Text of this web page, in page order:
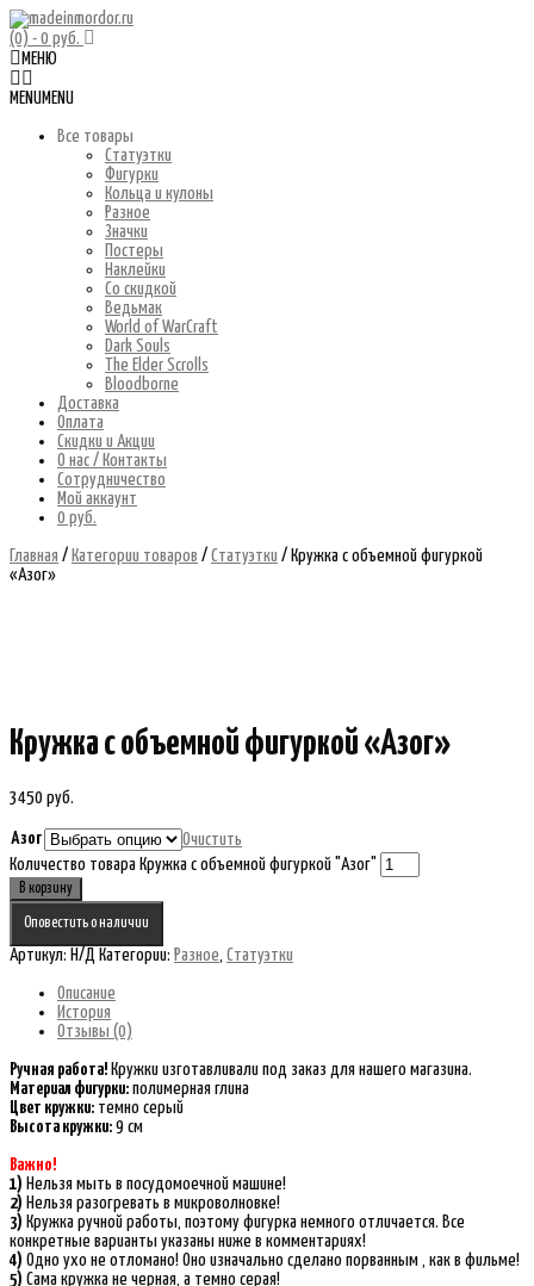
(0) - 0 руб.
МЕНЮ
MENU MENU
Все товары
Статуэтки
Фигурки
Кольца и кулоны
Разное
Значки
Постеры
Наклейки
Со скидкой
Ведьмак
World of WarCraft
Dark Souls
The Elder Scrolls
Bloodborne
Доставка
Оплата
Скидки и Акции
О нас / Контакты
Сотрудничество
Мой аккаунт
0 руб.
Главная / Категории товаров / Статуэтки / Кружка с объемной фигуркой
«Азог»
Кружка с объемной фигуркой «Азог»
3450 руб.
Азог
Очистить
Количество товара Кружка с объемной фигуркой "Азог"
В корзину
Оповестить о наличии
Артикул: Н/Д Категории: Разное Статуэтки
Описание
История
Отзывы (0)
Ручная работа! Кружки изготавливали под заказ для нашего магазина.
Материал фигурки: полимерная глина
Цвет кружки: темно серый
Высота кружки: 9 см
Важно!
1) Нельзя мыть в посудомоечной машине!
2) Нельзя разогревать в микроволновке!
3) Кружка ручной работы, поэтому фигурка немного отличается. Все
конкретные варианты указаны ниже в комментариях!
4) Одно ухо не отломано! Оно изначально сделано порванным , как в фильме!
5) Сама кружка не черная, а темно серая!